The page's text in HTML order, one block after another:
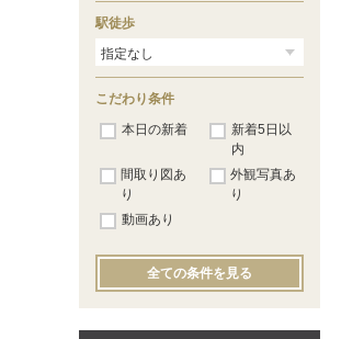
駅徒歩
こだわり条件
本日の新着
新着5日以
内
間取り図あ
り
外観写真あ
り
動画あり
全ての条件を見る